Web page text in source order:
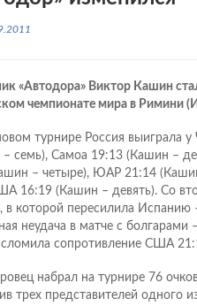
«Автодора» Виктор Кашин
чемпионате мира в Римини
турнире Россия выиграла у
семь), Самоа 19:13 (Кашин –
– четыре), ЮАР 21:14
16:19 (Кашин – девять). Со
в которой пересилила
неудача в матче с
сломила сопротивление США
набрал на турнире 76
трех представителей одного